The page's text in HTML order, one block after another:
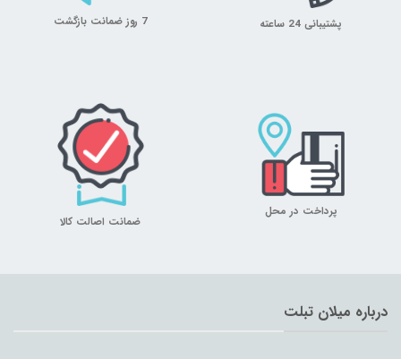
پشتیبانی 24 ساعته 7 روز ضمانت بازگشت
پرداخت در محل
ضمانت اصالت کالا
درباره میلان تبلت